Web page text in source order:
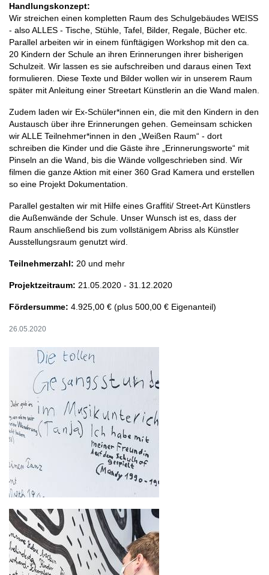
Handlungskonzept:
Wir streichen einen kompletten Raum des Schulgebäudes WEISS
- also ALLES - Tische, Stühle, Tafel, Bilder, Regale, Bücher etc.
Parallel arbeiten wir in einem fünftägigen Workshop mit den ca.
20 Kindern der Schule an ihren Erinnerungen ihrer bisherigen
Schulzeit. Wir lassen es sie aufschreiben und daraus einen Text
formulieren. Diese Texte und Bilder wollen wir in unserem Raum
später mit Anleitung einer Streetart Künstlerin an die Wand malen.
Zudem laden wir Ex-Schüler*innen ein, die mit den Kindern in den
Austausch über ihre Erinnerungen gehen. Gemeinsam schicken
wir ALLE Teilnehmer*innen in den „Weißen Raum“ - dort
schreiben die Kinder und die Gäste ihre „Erinnerungsworte“ mit
Pinseln an die Wand, bis die Wände vollgeschrieben sind. Wir
filmen die ganze Aktion mit einer 360 Grad Kamera und erstellen
so eine Projekt Dokumentation.
Parallel gestalten wir mit Hilfe eines Graffiti/ Street-Art Künstlers
die Außenwände der Schule. Unser Wunsch ist es, dass der
Raum anschließend bis zum vollstänigem Abriss als Künstler
Ausstellungsraum genutzt wird.
Teilnehmerzahl: 20 und mehr
Projektzeitraum: 21.05.2020 - 31.12.2020
Fördersumme: 4.925,00 € (plus 500,00 € Eigenanteil)
26.05.2020